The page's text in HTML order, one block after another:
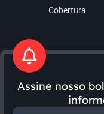
Cobertura
Assine nosso